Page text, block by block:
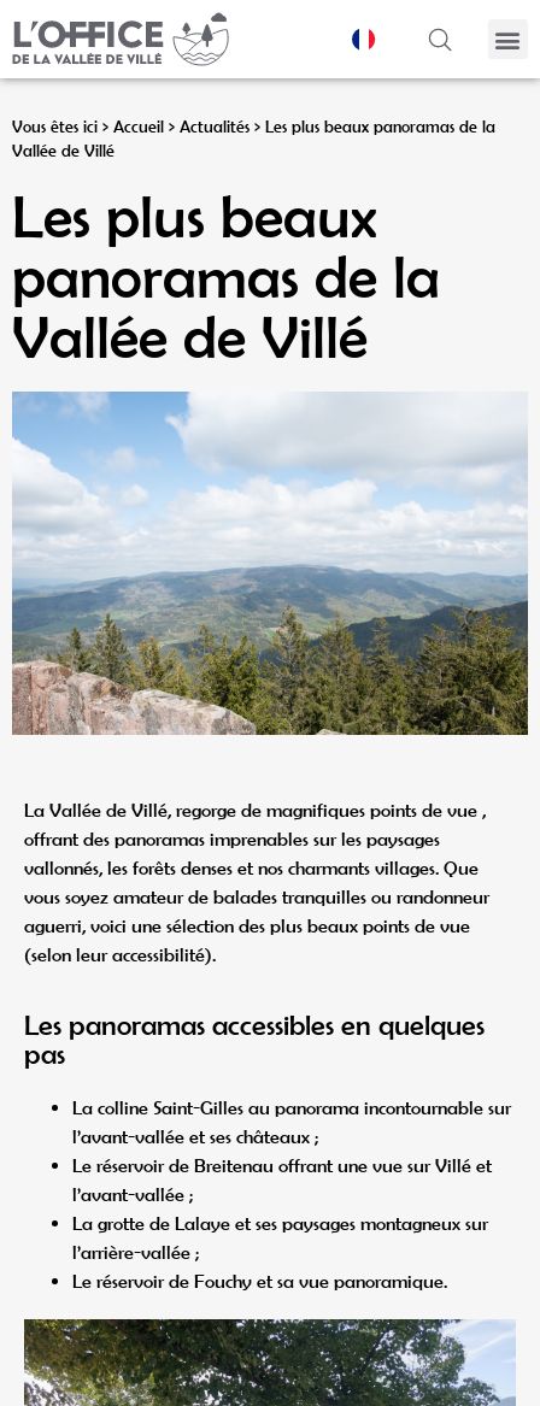
Vous êtes ici > Accueil > Actualités > Les plus beaux panoramas de la
Vallée de Villé
Les plus beaux
panoramas de la
Vallée de Villé
La Vallée de Villé, regorge de magnifiques points de vue ,
offrant des panoramas imprenables sur les paysages
vallonnés, les forêts denses et nos charmants villages. Que
vous soyez amateur de balades tranquilles ou randonneur
aguerri, voici une sélection des plus beaux points de vue
(selon leur accessibilité).
Les panoramas accessibles en quelques
pas
La colline Saint-Gilles au panorama incontournable sur
l’avant-vallée et ses châteaux ;
Le réservoir de Breitenau offrant une vue sur Villé et
l’avant-vallée ;
La grotte de Lalaye et ses paysages montagneux sur
l’arrière-vallée ;
Le réservoir de Fouchy et sa vue panoramique.
Panneau de gestion des cookies